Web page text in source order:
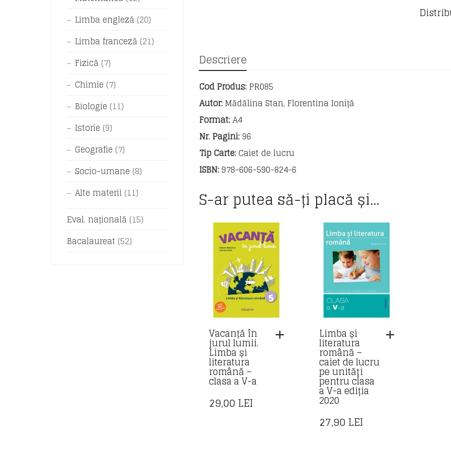
o
Descriere
Cod Produs:PR085
Autor:Mădălina Stan, Florentina Ioniță
Format:A4
Nr. Pagini:96
Tip Carte:Caiet de lucru
ISBN:978-606-590-824-6
S-ar putea să-ți placă și…
Vacanță în
jurul lumii.
Limba și
literatura
română –
clasa a V-a
29,00 LEI
Limba și
literatura
română –
caiet de lucru
pe unităţi
pentru clasa
a V-a ediția
2020
27,90 LEI
Limba engleză (20)
Limba franceză (21)
Fizică (7)
Chimie (7)
Biologie (11)
Istorie (9)
Geografie (7)
Socio-umane (8)
Alte materii (11)
Eval. națională (15)
Bacalaureat (52)